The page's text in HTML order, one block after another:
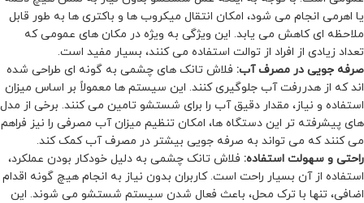
یا اهرمی انجام می شود، امکان انتقال میکروب ها و باکتری ها به طور قابل
ملاحظه ای کاهش می یابد. این ویژگی به ویژه در مکان های عمومی که
تعداد زیادی از افراد از توالت استفاده می کنند، بسیار مفید است.
صرفه جویی در مصرف آب: فلاش تانک های چشمی به گونه ای طراحی شده
اند که از هدررفت آب جلوگیری کنند. این سیستم ها معمولاً بر اساس میزان
استفاده و نیاز، مقدار دقیق آب را برای شستشو تامین می کنند. برخی از مدل
های پیشرفته تر این دستگاه ها، امکان تنظیم میزان آب مصرفی را نیز فراهم
می کنند که می تواند به صرفه جویی بیشتر در مصرف آب کمک کند.
راحتی و سهولت استفاده: فلاش تانک چشمی به دلیل خودکار بودن عملکرد،
استفاده از آن بسیار راحت است. کاربران بدون نیاز به انجام هیچ گونه اقدام
اضافی، تنها با ترک محل، باعث فعال شدن سیستم شستشو می شوند. این